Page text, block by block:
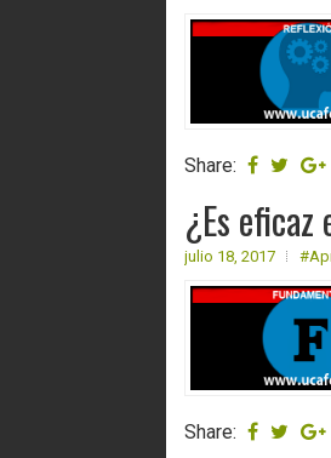
Share:
¿Es
julio 18, 2017
Share: